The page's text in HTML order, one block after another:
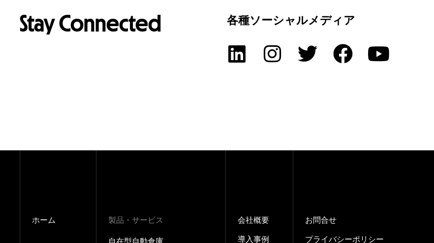
Stay Connected 各種ソーシャルメディア
ホーム 製品・サービス 会社概要
導入事例
お問合せ
プライバシーポリシー